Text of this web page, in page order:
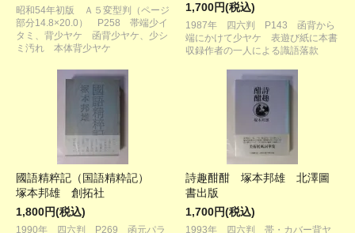
昭和54年初版 Ａ５変型判（ページ
部分14.8×20.0） P258 帯端少イ
タミ、背少ヤケ 函背少ヤケ、少シ
ミ汚れ 本体背少ヤケ
1,700円(税込)
1987年 四六判 P143 函背から
端にかけて少ヤケ 表遊び紙に本書
収録作者の一人による識語落款
國語精粹記（国語精粋記）
塚本邦雄 創拓社
1,800円(税込)
1990年 四六判 P269 函元パラ
詩趣酣酣 塚本邦雄 北澤圖
書出版
1,700円(税込)
1993年 四六判 帯・カバー背ヤ